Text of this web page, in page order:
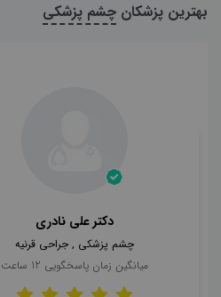
بهترین پزشکان چشم پزشکی
دکتر علی نادری
چشم پزشکی , جراحی قرنیه
میانگین زمان پاسخگویی 12 ساعت